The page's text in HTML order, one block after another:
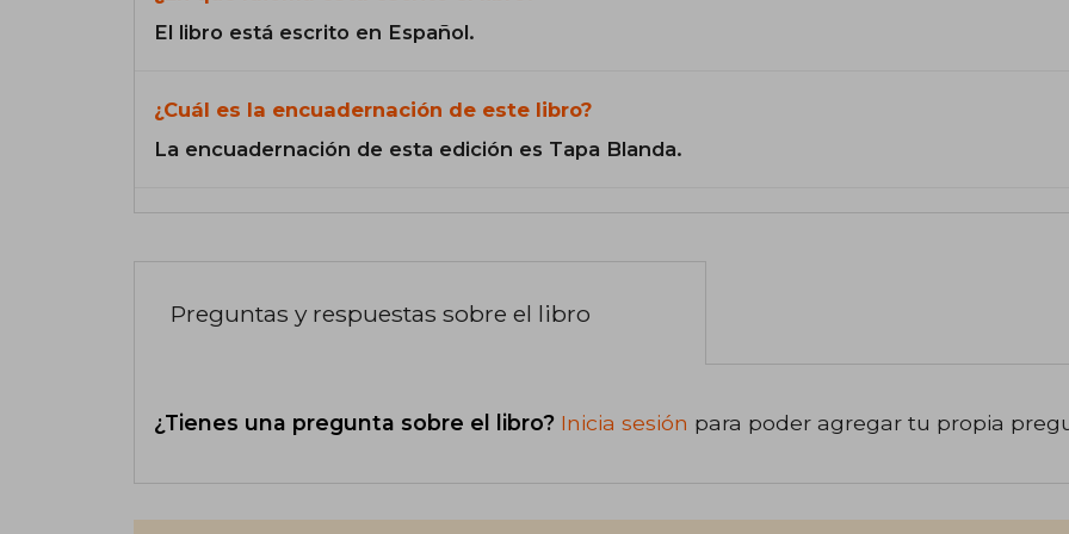
El libro está escrito en Español.
¿Cuál es la encuadernación de este libro?
La encuadernación de esta edición es Tapa Blanda.
Preguntas y respuestas sobre el libro
¿Tienes una pregunta sobre el libro? Inicia sesión para poder agregar tu propia